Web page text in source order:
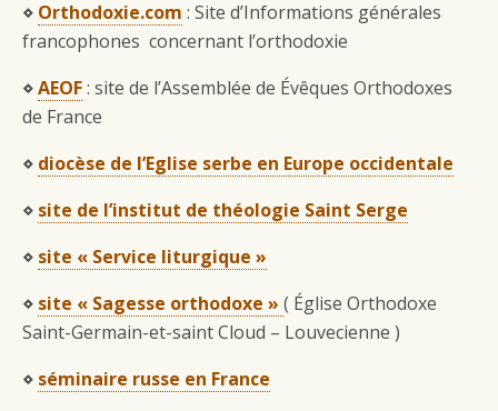
⋄ Orthodoxie.com : Site d’Informations générales
francophones concernant l’orthodoxie
⋄AEOF: site de l’Assemblée de Évêques Orthodoxes
de France
⋄ diocèse de l’Eglise serbe en Europe occidentale
⋄ site de l’institut de théologie Saint Serge
⋄ site « Service liturgique »
⋄ site « Sagesse orthodoxe » ( Église Orthodoxe
Saint-Germain-et-saint Cloud – Louvecienne )
⋄ séminaire russe en France